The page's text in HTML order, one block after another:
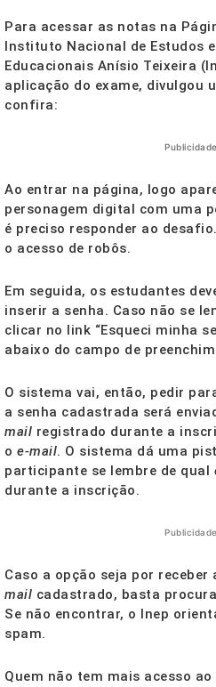
Para acessar as notas na
Instituto Nacional de Estudos
Educacionais Anísio Teixeira
aplicação do exame, divulgou
confira:
Publicidade
Ao entrar na página, logo
personagem digital com uma
é preciso responder ao
o acesso de robôs.
Em seguida, os estudantes
inserir a senha. Caso não se
clicar no link “Esqueci minha
abaixo do campo de
O sistema vai, então, pedir
a senha cadastrada será
mail registrado durante a
o e-mail. O sistema dá uma
participante se lembre de qual
durante a inscrição.
Publicidade
Caso a opção seja por receber
mail cadastrado, basta
Se não encontrar, o Inep
spam.
Quem não tem mais acesso ao